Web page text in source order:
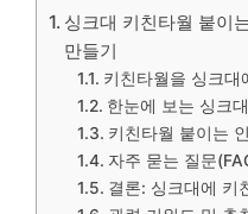
싱크대 키친타월 붙이
만들기
키친타월을 싱크대
한눈에 보는 싱크
키친타월 붙이는
자주 묻는 질문
결론: 싱크대에 키